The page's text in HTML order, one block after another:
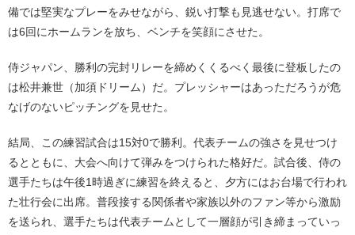
備では堅実なプレーをみせながら、鋭い打撃も見逃せない。打席で
は6回にホームランを放ち、ベンチを笑顔にさせた。
侍ジャパン、勝利の完封リレーを締めくくるべく最後に登板したの
は松井兼世（加須ドリーム）だ。プレッシャーはあっただろうが危
なげのないピッチングを見せた。
結局、この練習試合は15対0で勝利。代表チームの強さを見せつけ
るとともに、大会へ向けて弾みをつけられた格好だ。試合後、侍の
選手たちは午後1時過ぎに練習を終えると、夕方にはお台場で行われ
た壮行会に出席。普段接する関係者や家族以外のファン等から激励
を送られ、選手たちは代表チームとして一層顔が引き締まっていっ